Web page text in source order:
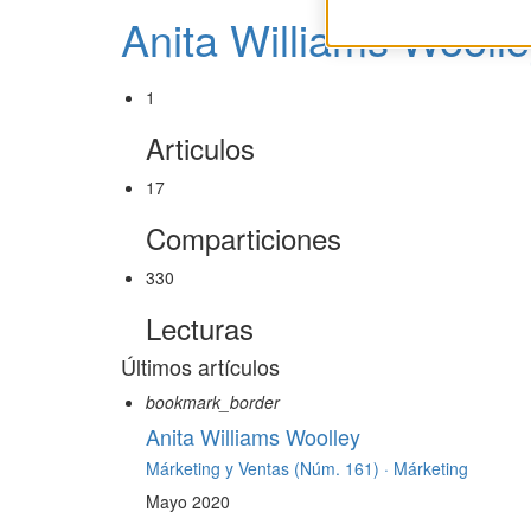
Anita Williams
1
Articulos
17
Comparticiones
330
Lecturas
Últimos artículos
bookmark_border
Anita Williams Woolley
Márketing y Ventas (Núm. 161) · Márketing
Mayo 2020